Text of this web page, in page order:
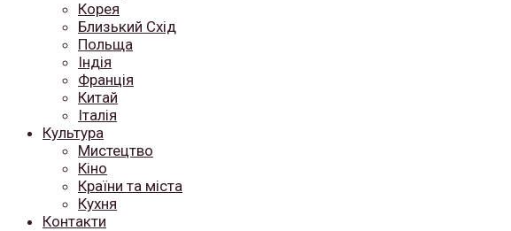
Корея
Близький Схід
Польща
Індія
Франція
Китай
Італія
Культура
Мистецтво
Кіно
Країни та міста
Кухня
Контакти